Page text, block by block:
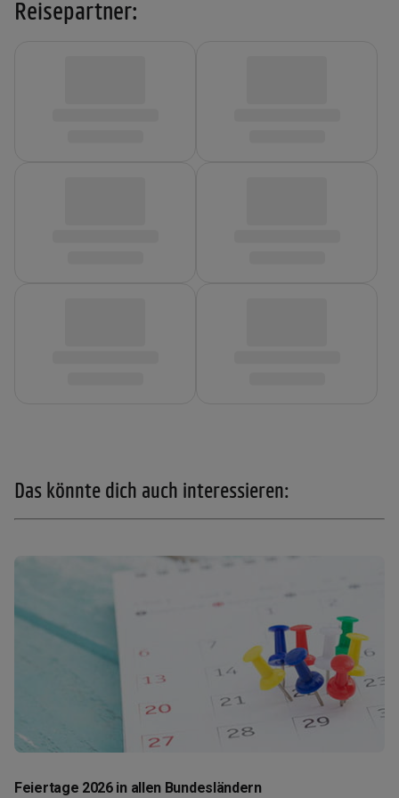
Reisepartner:
Das könnte dich auch interessieren:
Feiertage 2026 in allen Bundesländern